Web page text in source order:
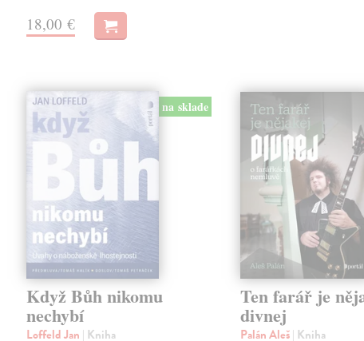
18,00 €
na sklade
Když Bůh nikomu
nechybí
Loffeld Jan | Kniha
Ten farář je
divnej
Palán Aleš| Kniha